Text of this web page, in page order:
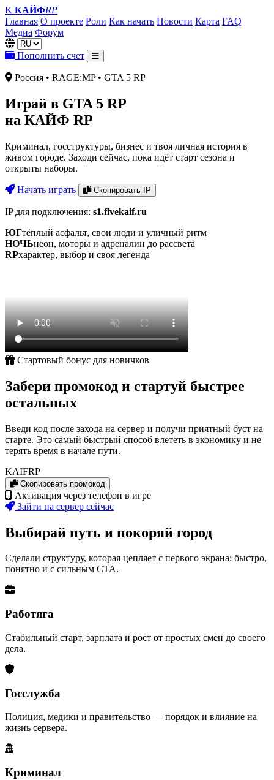
K КАЙФRP
Главная О проекте Роли Как начать Новости Карта FAQ
Медиа Форум
Язык
Пополнить счет
Россия • RAGE:MP • GTA 5 RP
Играй в GTA 5 RP
на КАЙФ RP
Криминал, госструктуры, бизнес и твоя личная история в
живом городе. Заходи сейчас, пока идёт старт сезона и
открыты наборы.
Начать играть Скопировать IP
IP для подключения: s1.fivekaif.ru
ЮГтёплый асфальт, свои люди и уличный ритм
НОЧЬнеон, моторы и адреналин до рассвета
RPхарактер, выбор и своя легенда
Стартовый бонус для новичков
Забери промокод и стартуй быстрее
остальных
Введи код после захода на сервер и получи приятный буст на
старте. Это самый быстрый способ влететь в экономику и не
терять время в начале пути.
KAIFRP
Скопировать промокод
Активация через телефон в игре
Зайти на сервер сейчас
Выбирай путь и покоряй город
Сделали структуру, которая цепляет с первого экрана: быстро,
понятно и с сильным CTA.
Работяга
Стабильный старт, зарплата и рост от простых смен до своего
дела.
Госслужба
Полиция, медики и правительство — порядок и влияние на
жизнь сервера.
Криминал